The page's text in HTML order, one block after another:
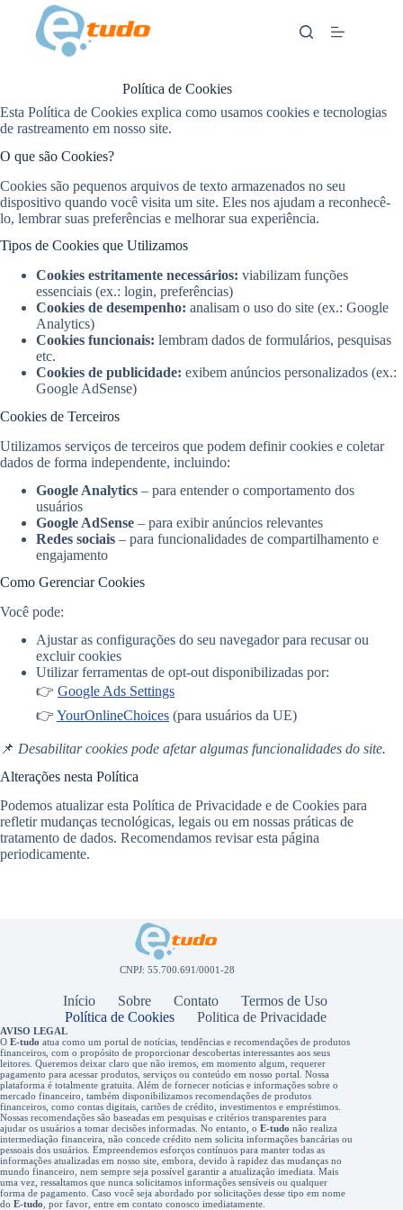
content
Política de Cookies
Esta Política de Cookies explica como usamos cookies e tecnologias
de rastreamento em nosso site.
O que são Cookies?
Cookies são pequenos arquivos de texto armazenados no seu
dispositivo quando você visita um site. Eles nos ajudam a reconhecê-
lo, lembrar suas preferências e melhorar sua experiência.
Tipos de Cookies que Utilizamos
Cookies estritamente necessários: viabilizam funções
essenciais (ex.: login, preferências)
Cookies de desempenho: analisam o uso do site (ex.: Google
Analytics)
Cookies funcionais: lembram dados de formulários, pesquisas
etc.
Cookies de publicidade: exibem anúncios personalizados (ex.:
Google AdSense)
Cookies de Terceiros
Utilizamos serviços de terceiros que podem definir cookies e coletar
dados de forma independente, incluindo:
Google Analytics – para entender o comportamento dos
usuários
Google AdSense – para exibir anúncios relevantes
Redes sociais – para funcionalidades de compartilhamento e
engajamento
Como Gerenciar Cookies
Você pode:
Ajustar as configurações do seu navegador para recusar ou
excluir cookies
Utilizar ferramentas de opt-out disponibilizadas por:
👉 Google Ads Settings
👉 YourOnlineChoices (para usuários da UE)
📌 Desabilitar cookies pode afetar algumas funcionalidades do site.
Alterações nesta Política
Podemos atualizar esta Política de Privacidade e de Cookies para
refletir mudanças tecnológicas, legais ou em nossas práticas de
tratamento de dados. Recomendamos revisar esta página
periodicamente.
CNPJ: 55.700.691/0001-28
Início Sobre Contato
Termos de Uso
Política de Cookies
Politica de Privacidade
AVISO LEGAL
O E-tudo atua como um portal de notícias, tendências e recomendações de produtos
financeiros, com o propósito de proporcionar descobertas interessantes aos seus
leitores. Queremos deixar claro que não iremos, em momento algum, requerer
pagamento para acessar produtos, serviços ou conteúdo em nosso portal. Nossa
plataforma é totalmente gratuita. Além de fornecer notícias e informações sobre o
mercado financeiro, também disponibilizamos recomendações de produtos
financeiros, como contas digitais, cartões de crédito, investimentos e empréstimos.
Nossas recomendações são baseadas em pesquisas e critérios transparentes para
ajudar os usuários a tomar decisões informadas. No entanto, o E-tudo não realiza
intermediação financeira, não concede crédito nem solicita informações bancárias ou
pessoais dos usuários. Empreendemos esforços contínuos para manter todas as
informações atualizadas em nosso site, embora, devido à rapidez das mudanças no
mundo financeiro, nem sempre seja possível garantir a atualização imediata. Mais
uma vez, ressaltamos que nunca solicitamos informações sensíveis ou qualquer
forma de pagamento. Caso você seja abordado por solicitações desse tipo em nome
do E-tudo , por favor, entre em contato conosco imediatamente.